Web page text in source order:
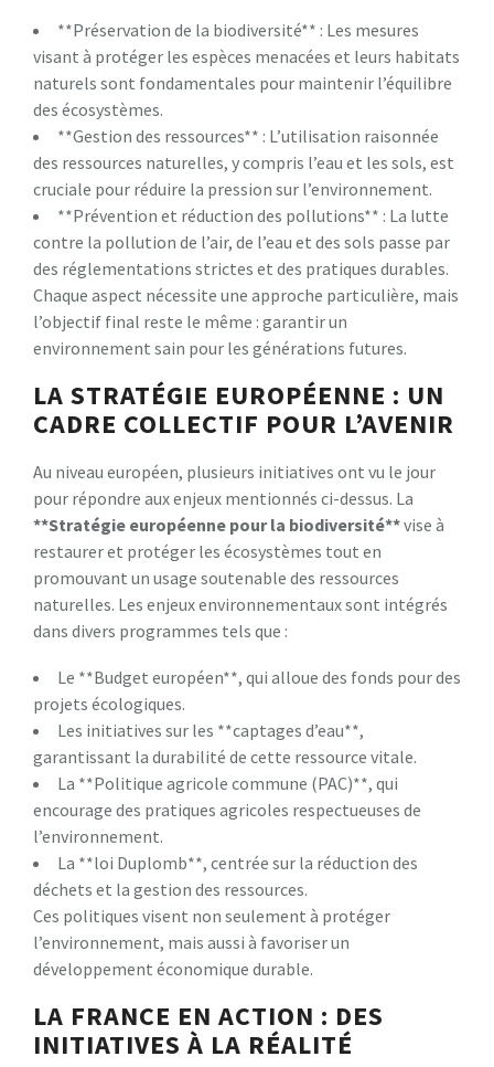
**Préservation de la biodiversité** : Les mesures
visant à protéger les espèces menacées et leurs habitats
naturels sont fondamentales pour maintenir l’équilibre
des écosystèmes.
**Gestion des ressources** : L’utilisation raisonnée
des ressources naturelles, y compris l’eau et les sols, est
cruciale pour réduire la pression sur l’environnement.
**Prévention et réduction des pollutions** : La lutte
contre la pollution de l’air, de l’eau et des sols passe par
des réglementations strictes et des pratiques durables.
Chaque aspect nécessite une approche particulière, mais
l’objectif final reste le même : garantir un
environnement sain pour les générations futures.
LA STRATÉGIE EUROPÉENNE : UN
CADRE COLLECTIF POUR L’AVENIR
Au niveau européen, plusieurs initiatives ont vu le jour
pour répondre aux enjeux mentionnés ci-dessus. La
**Stratégie européenne pour la biodiversité**vise à
restaurer et protéger les écosystèmes tout en
promouvant un usage soutenable des ressources
naturelles. Les enjeux environnementaux sont intégrés
dans divers programmes tels que :
Le **Budget européen**, qui alloue des fonds pour des
projets écologiques.
Les initiatives sur les **captages d’eau**,
garantissant la durabilité de cette ressource vitale.
La **Politique agricole commune (PAC)**, qui
encourage des pratiques agricoles respectueuses de
l’environnement.
La **loi Duplomb**, centrée sur la réduction des
déchets et la gestion des ressources.
Ces politiques visent non seulement à protéger
l’environnement, mais aussi à favoriser un
développement économique durable.
LA FRANCE EN ACTION : DES
INITIATIVES À LA RÉALITÉ